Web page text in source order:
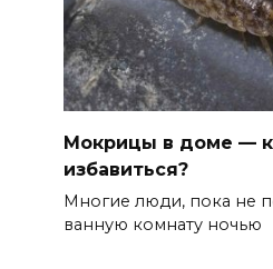
Мокрицы в доме —
избавиться?
Многие люди, пока не
ванную комнату ночью